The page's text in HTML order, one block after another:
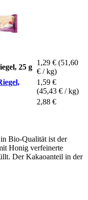
25 g
1,29 € (51,60
€ / kg)
1,59 €
(45,43 € / kg)
2,88 €
Bio-Qualität ist der
Honig verfeinerte
Der Kakaoanteil in der